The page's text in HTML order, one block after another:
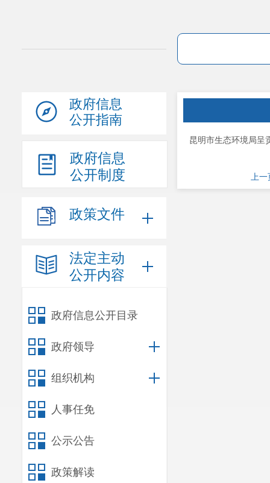
政府信息
公开指南
政府信息
公开制度
政策文件
法定主动
公开内容
政府信息公开目录
政府领导
组织机构
人事任免
公示公告
政策解读
昆明市生态环境局呈
上